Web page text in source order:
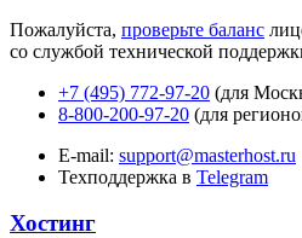
Пожалуйста, проверьте баланс
со службой технической
+7 (495) 772-97-20 (для
8-800-200-97-20 (для
E-mail: support@masterhost.ru
Техподдержка в Telegram
Хостинг